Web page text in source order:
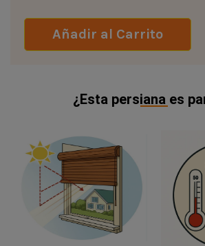
Añadir al Carrito
¿Esta persiana es